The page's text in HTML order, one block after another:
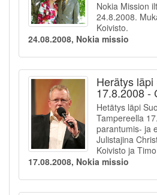
Nokia Mission
24.8.2008.
Koivisto.
24.08.2008, Nokia missio
Herätys läpi
17.8.2008 -
Hetätys läpi
Tampereella
parantumis- ja
Julistajina
Koivisto ja
17.08.2008, Nokia missio